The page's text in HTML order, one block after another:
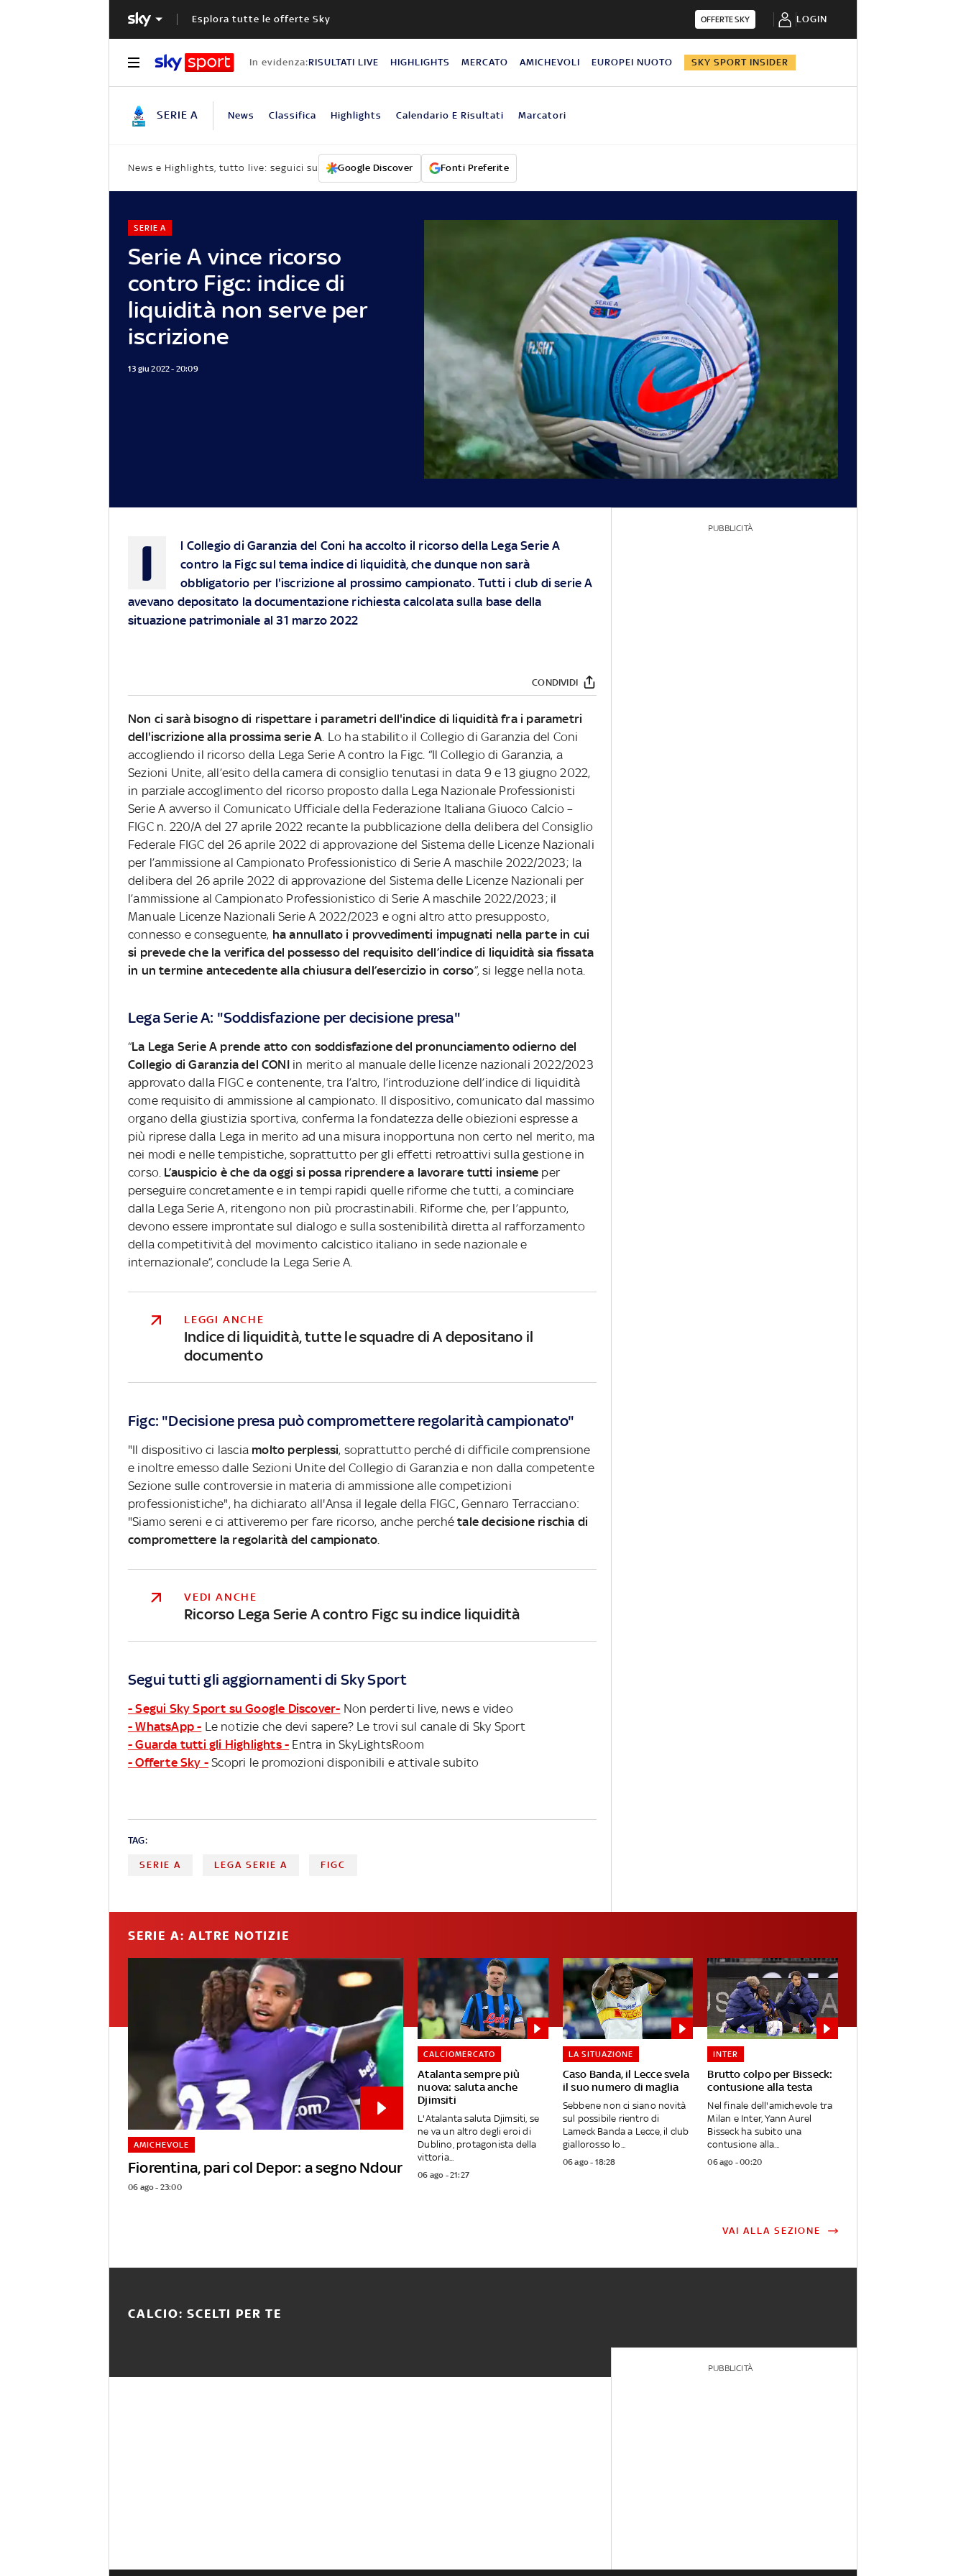
Esplora tutte le offerte Sky OFFERTE SKY LOGIN
In evidenza:RISULTATI LIVE HIGHLIGHTS MERCATO AMICHEVOLI EUROPEI NUOTO SKY SPORT INSIDER
SERIE A News Classifica Highlights Calendario E Risultati Marcatori
News e Highlights, tutto live: seguici su Google Discover Fonti Preferite
Serie A vince ricorso
contro Figc: indice di
liquidità non serve per
iscrizione
SERIE A
13 giu 2022 - 20:09
I
l Collegio di Garanzia del Coni ha accolto il ricorso della Lega Serie A
contro la Figc sul tema indice di liquidità, che dunque non sarà
obbligatorio per l'iscrizione al prossimo campionato. Tutti i club di serie A
avevano depositato la documentazione richiesta calcolata sulla base della
situazione patrimoniale al 31 marzo 2022
CONDIVIDI
Non ci sarà bisogno di rispettare i parametri dell'indice di liquidità fra i parametri
dell'iscrizione alla prossima serie A. Lo ha stabilito il Collegio di Garanzia del Coni
accogliendo il ricorso della Lega Serie A contro la Figc. “Il Collegio di Garanzia, a
Sezioni Unite, all’esito della camera di consiglio tenutasi in data 9 e 13 giugno 2022,
in parziale accoglimento del ricorso proposto dalla Lega Nazionale Professionisti
Serie A avverso il Comunicato Ufficiale della Federazione Italiana Giuoco Calcio –
FIGC n. 220/A del 27 aprile 2022 recante la pubblicazione della delibera del Consiglio
Federale FIGC del 26 aprile 2022 di approvazione del Sistema delle Licenze Nazionali
per l’ammissione al Campionato Professionistico di Serie A maschile 2022/2023; la
delibera del 26 aprile 2022 di approvazione del Sistema delle Licenze Nazionali per
l’ammissione al Campionato Professionistico di Serie A maschile 2022/2023; il
Manuale Licenze Nazionali Serie A 2022/2023 e ogni altro atto presupposto,
connesso e conseguente, ha annullato i provvedimenti impugnati nella parte in cui
si prevede che la verifica del possesso del requisito dell’indice di liquidità sia fissata
in un termine antecedente alla chiusura dell’esercizio in corso”, si legge nella nota.
Lega Serie A: "Soddisfazione per decisione presa"
“La Lega Serie A prende atto con soddisfazione del pronunciamento odierno del
Collegio di Garanzia del CONI in merito al manuale delle licenze nazionali 2022/2023
approvato dalla FIGC e contenente, tra l’altro, l’introduzione dell’indice di liquidità
come requisito di ammissione al campionato. Il dispositivo, comunicato dal massimo
organo della giustizia sportiva, conferma la fondatezza delle obiezioni espresse a
più riprese dalla Lega in merito ad una misura inopportuna non certo nel merito, ma
nei modi e nelle tempistiche, soprattutto per gli effetti retroattivi sulla gestione in
corso. L’auspicio è che da oggi si possa riprendere a lavorare tutti insieme per
perseguire concretamente e in tempi rapidi quelle riforme che tutti, a cominciare
dalla Lega Serie A, ritengono non più procrastinabili. Riforme che, per l’appunto,
devono essere improntate sul dialogo e sulla sostenibilità diretta al rafforzamento
della competitività del movimento calcistico italiano in sede nazionale e
internazionale”, conclude la Lega Serie A.
LEGGI ANCHE
Indice di liquidità, tutte le squadre di A depositano il
documento
Figc: "Decisione presa può compromettere regolarità campionato"
"Il dispositivo ci lascia molto perplessi, soprattutto perché di difficile comprensione
e inoltre emesso dalle Sezioni Unite del Collegio di Garanzia e non dalla competente
Sezione sulle controversie in materia di ammissione alle competizioni
professionistiche", ha dichiarato all'Ansa il legale della FIGC, Gennaro Terracciano:
"Siamo sereni e ci attiveremo per fare ricorso, anche perchétale decisione rischia di
compromettere la regolarità del campionato.
VEDI ANCHE
Ricorso Lega Serie A contro Figc su indice liquidità
Segui tutti gli aggiornamenti di Sky Sport
- Segui Sky Sport su Google Discover- Non perderti live, news e video
- WhatsApp - Le notizie che devi sapere? Le trovi sul canale di Sky Sport
- Guarda tutti gli Highlights - Entra in SkyLightsRoom
- Offerte Sky - Scopri le promozioni disponibili e attivale subito
TAG:
SERIE A LEGA SERIE A FIGC
PUBBLICITÀ
SERIE A: ALTRE NOTIZIE
Fiorentina, pari col Depor: a segno Ndour
AMICHEVOLE
06 ago - 23:00
Atalanta sempre più
nuova: saluta anche
Djimsiti
CALCIOMERCATO
L'Atalanta saluta Djimsiti, se
ne va un altro degli eroi di
Dublino, protagonista della
vittoria...
06 ago - 21:27
Caso Banda, il Lecce svela
il suo numero di maglia
LA SITUAZIONE
Sebbene non ci siano novità
sul possibile rientro di
Lameck Banda a Lecce, il club
giallorosso lo...
06 ago - 18:28
Brutto colpo per Bisseck:
contusione alla testa
INTER
Nel finale dell'amichevole tra
Milan e Inter, Yann Aurel
Bisseck ha subito una
contusione alla...
06 ago - 00:20
VAI ALLA SEZIONE
CALCIO: SCELTI PER TE
PUBBLICITÀ